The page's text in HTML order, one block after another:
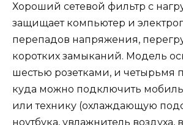
Хороший сетевой фильтр с
защищает компьютер и
перепадов напряжения,
коротких замыканий. Модель
шестью розетками, и четырьмя
куда можно подключить
или технику (охлаждающую
ноутбука, увлажнитель воздуха,